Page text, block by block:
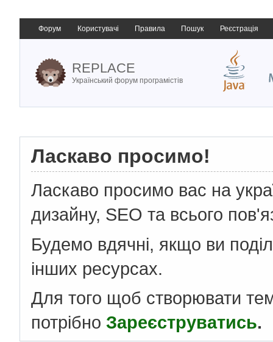
Форум Користувачі Правила Пошук Реєстрація
REPLACE
Український форум програмістів
Ласкаво просимо!
Ласкаво просимо вас на
дизайну, SEO та всього
Будемо вдячні, якщо ви
інших ресурсах.
Для того щоб створювати
потрібно Зареєструватись.